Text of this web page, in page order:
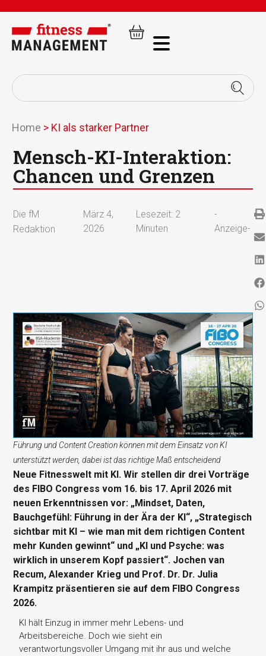
Home > KI als starker Partner
Mensch-KI-Interaktion:
Chancen und Grenzen
Die fM
Redaktion
März 4,
2026
Lesezeit: 2
Minuten
-
Anzeige-
Führung und Content Creation können mit dem Einsatz von KI
unterstützt werden, dabei ist das richtige Maß entscheidend
Neue Fitnesswelt mit KI. Wir stellen dir drei Vorträge
des FIBO Congress vom 16. bis 17. April 2026 mit
neuen Erkenntnissen vor: „Mindset, Daten,
Bauchgefühl: Führung in der Ära der KI“, „Strategisch
sichtbar mit KI – wie man mit dem richtigen Content
mehr Kunden gewinnt“ und „KI und Psyche: was
wirklich in unserem Kopf passiert“. Jochen van
Recum, Alexander Krieg und Prof. Dr. Dr. Julia
Krampitz präsentieren sie auf dem FIBO Congress
2026.
KI hält Einzug in immer mehr Lebens- und
Arbeitsbereiche. Doch wie sieht ein
verantwortungsvoller Umgang mit ihr aus und welche